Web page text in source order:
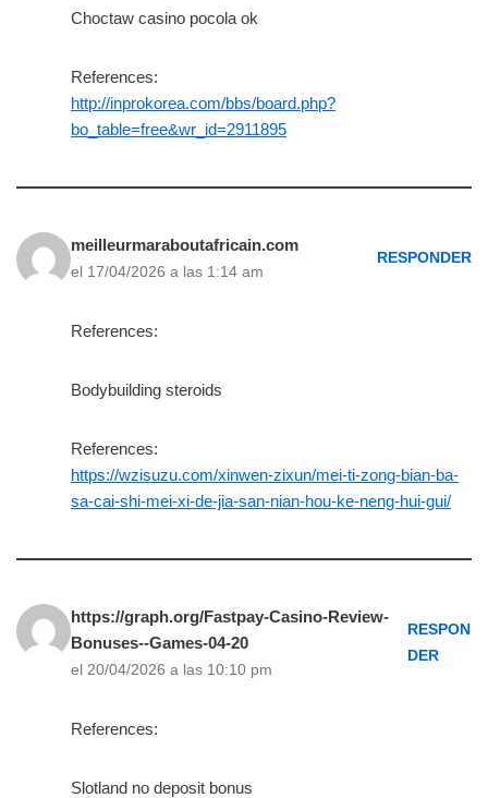
Choctaw casino pocola ok
References:
http://inprokorea.com/bbs/board.php?
bo_table=free&wr_id=2911895
meilleurmaraboutafricain.com
el 17/04/2026 a las 1:14 am
RESPONDER
References:
Bodybuilding steroids
References:
https://wzisuzu.com/xinwen-zixun/mei-ti-zong-bian-ba-
sa-cai-shi-mei-xi-de-jia-san-nian-hou-ke-neng-hui-gui/
https://graph.org/Fastpay-Casino-Review-
Bonuses--Games-04-20
el 20/04/2026 a las 10:10 pm
RESPON
DER
References:
Slotland no deposit bonus